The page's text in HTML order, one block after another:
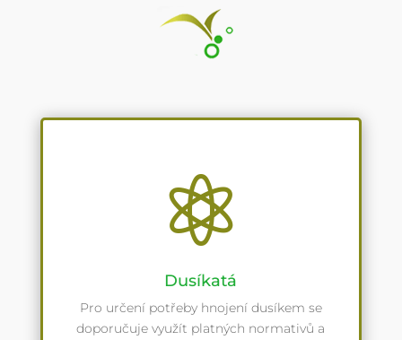

Dusíkatá
Pro určení potřeby hnojení dusíkem se
doporučuje využít platných normativů a